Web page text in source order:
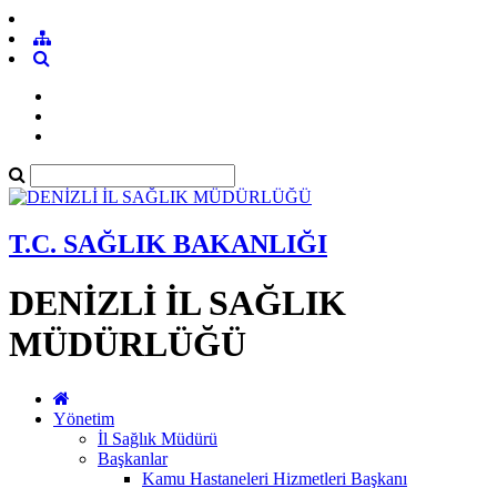
T.C. SAĞLIK BAKANLIĞI
DENİZLİ İL SAĞLIK
MÜDÜRLÜĞÜ
Yönetim
İl Sağlık Müdürü
Başkanlar
Kamu Hastaneleri Hizmetleri Başkanı